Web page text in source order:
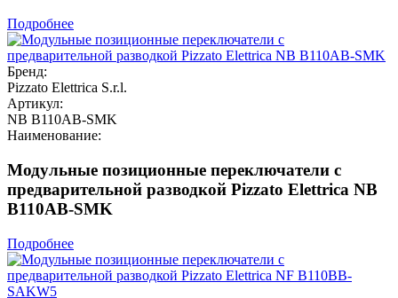
Подробнее
Бренд:
Pizzato Elettrica S.r.l.
Артикул:
NB B110AB-SMK
Наименование:
Модульные позиционные переключатели с
предварительной разводкой Pizzato Elettrica NB
B110AB-SMK
Подробнее